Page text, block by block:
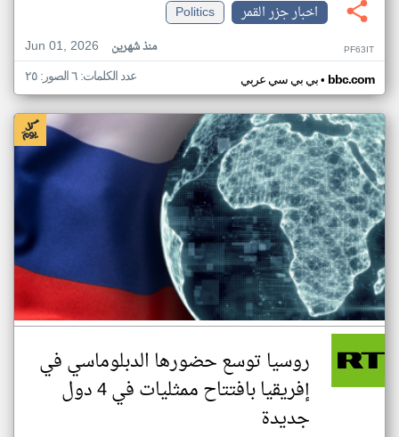
اخبار جزر القمر
Politics
Jun 01, 2026
منذ شهرين PF63IT
بي بي سي عربي• bbc.com عدد الكلمات: ٦ الصور: ٢٥
روسيا توسع حضورها الدبلوماسي في
إفريقيا بافتتاح ممثليات في 4 دول
جديدة